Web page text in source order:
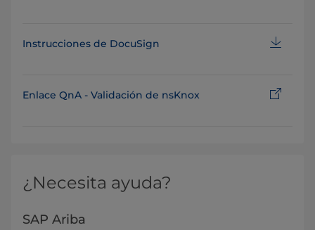
Instrucciones de DocuSign
Enlace QnA - Validación de nsKnox
¿Necesita ayuda?
SAP Ariba